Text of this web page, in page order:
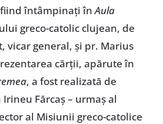
întâmpinați înAula
greco-catolic clujean, de
vicar general, și pr. Marius
cărții, apărute în
, a fost realizată de
Fărcaș – urmaș al
al Misiunii greco-catolice